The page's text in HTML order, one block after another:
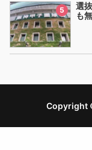
5
選
も
Copyright